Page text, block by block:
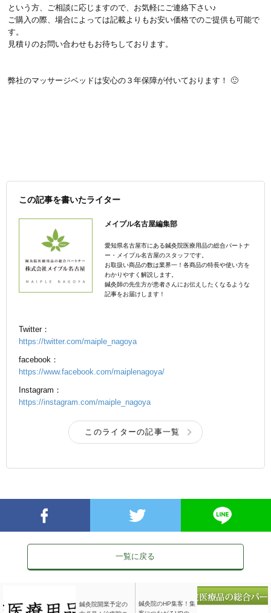
という方、ご相談に応じますので、お気軽にご連絡下さい♪
ご購入の際、場合によっては記載よりもお安い価格でのご提供も可能で
す。
見積りのお問い合わせもお待ちしております。
弊社のマッサージベッドは安心の３年保障が付いております！ 🙂
この記事を書いたライター
メイプル名古屋編集部
愛知県名古屋市にある鍼灸院医療用品の総合パートナ
ー・メイプル名古屋のスタッフです。
お取扱い商品の数は業界一！各商品の特長や使い方を
わかりやすく解説します。
鍼灸師の先生方が患者さんにお伝えしたくなるような
記事をお届けします！
Twitter：
https://twitter.com/maiple_nagoya
facebook：
https://www.facebook.com/maiplenagoya/
Instagram：
https://instagram.com/maiple_nagoya
このライターの記事一覧
一覧に戻る
鍼灸院開業予定の
鍼灸院のHP集客！集